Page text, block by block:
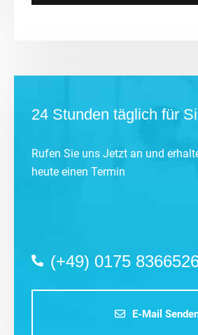
24 Stunden täglich für
Rufen Sie uns Jetzt an und
heute einen Termin
(+49) 0175
E-Mail